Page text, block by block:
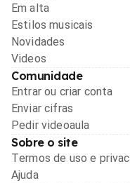
Em alta
Estilos musicais
Novidades
Videos
Comunidade
Entrar ou criar conta
Enviar cifras
Pedir videoaula
Sobre o site
Termos de uso e
Ajuda